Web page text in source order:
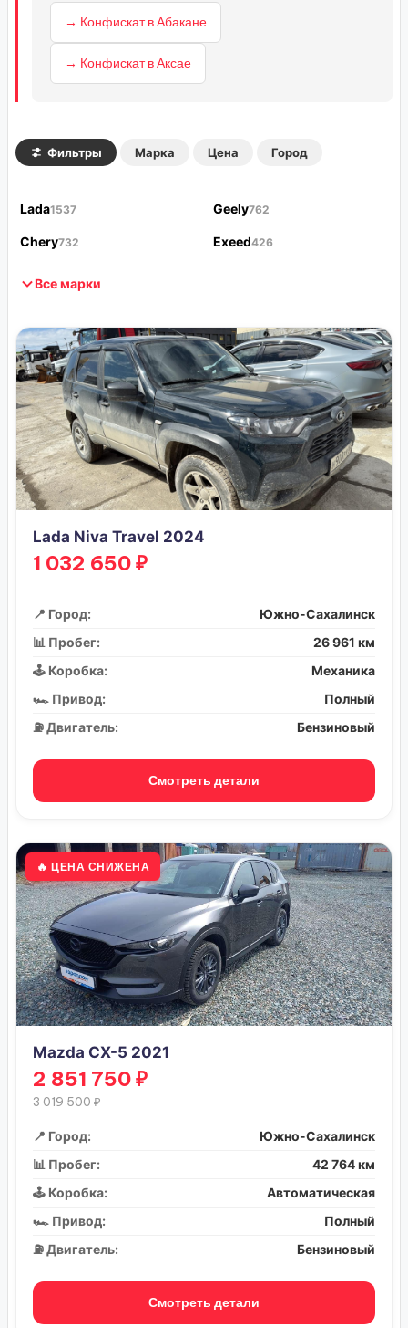
→ Конфискат в Абакане
→ Конфискат в Аксае
Фильтры Марка Цена Город
Lada1537 Geely762
Chery732 Exeed426
Все марки
Lada Niva Travel 2024
1 032 650 ₽
📍 Город:
Южно-Сахалинск
📊 Пробег:
26 961 км
🕹️ Коробка:
Механика
🏎️ Привод:
Полный
⛽ Двигатель:
Бензиновый
Смотреть детали
🔥 ЦЕНА СНИЖЕНА
Mazda CX-5 2021
2 851 750 ₽
3 019 500 ₽
📍 Город:
Южно-Сахалинск
📊 Пробег:
42 764 км
🕹️ Коробка:
Автоматическая
🏎️ Привод:
Полный
⛽ Двигатель:
Бензиновый
Смотреть детали